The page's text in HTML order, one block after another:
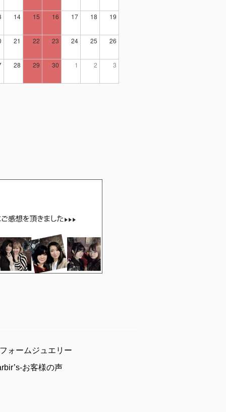
14 15 16 17 18 19
21 22 23 24 25 26
28 29 30 1 2 3
ォームジュエリー
お客様の声